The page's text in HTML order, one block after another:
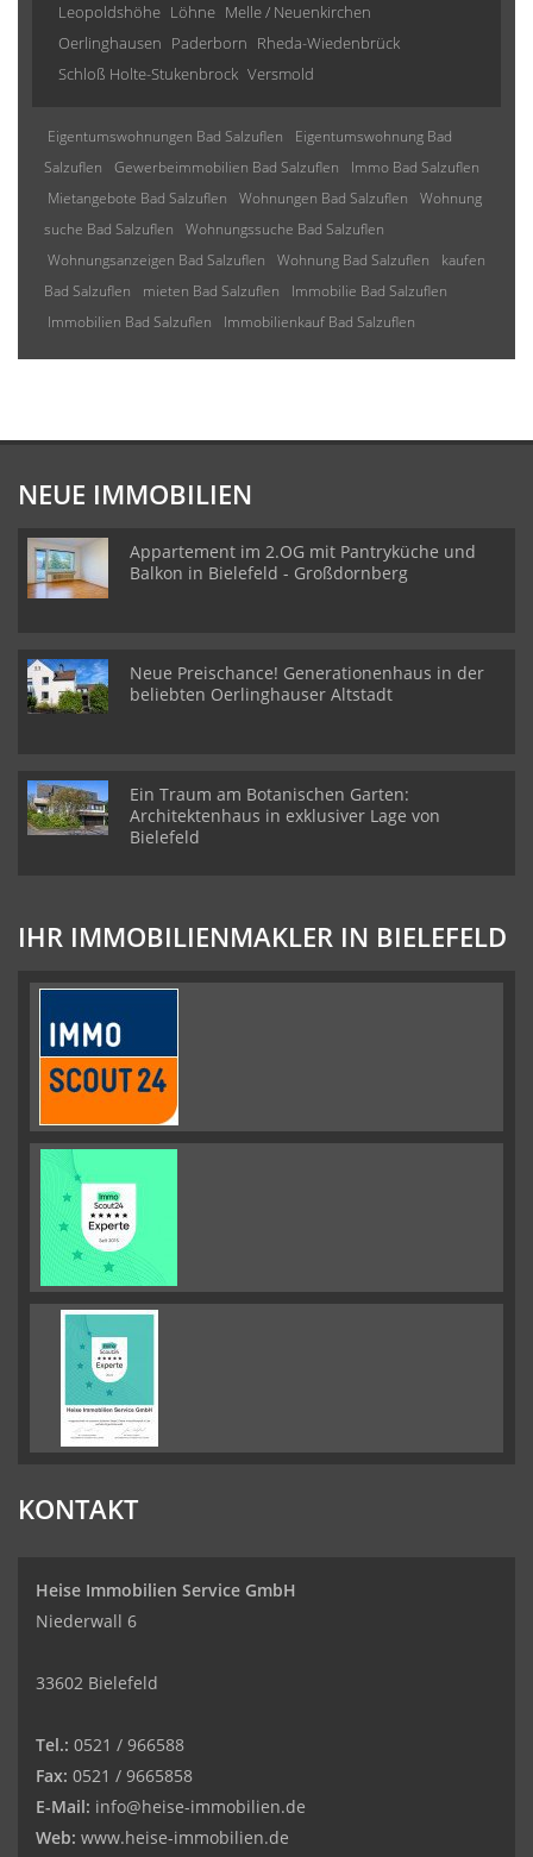
Leopoldshöhe Löhne Melle / Neuenkirchen
Oerlinghausen Paderborn Rheda-Wiedenbrück
Schloß Holte-Stukenbrock Versmold
Eigentumswohnungen Bad Salzuflen
Eigentumswohnung Bad
Salzuflen
Gewerbeimmobilien Bad Salzuflen
Immo Bad Salzuflen
Mietangebote Bad Salzuflen
Wohnungen Bad Salzuflen
Wohnung
suche Bad Salzuflen
Wohnungssuche Bad Salzuflen
Wohnungsanzeigen Bad Salzuflen
Wohnung Bad Salzuflen
kaufen
Bad Salzuflen
mieten Bad Salzuflen
Immobilie Bad Salzuflen
Immobilien Bad Salzuflen
Immobilienkauf Bad Salzuflen
NEUE IMMOBILIEN
Appartement im 2.OG mit Pantryküche und
Balkon in Bielefeld - Großdornberg
Neue Preischance! Generationenhaus in der
beliebten Oerlinghauser Altstadt
Ein Traum am Botanischen Garten:
Architektenhaus in exklusiver Lage von
Bielefeld
IHR IMMOBILIENMAKLER IN BIELEFELD
KONTAKT
Heise Immobilien Service GmbH
Niederwall 6
33602 Bielefeld
Tel.: 0521 / 966588
Fax: 0521 / 9665858
E-Mail: info@heise-immobilien.de
Web: www.heise-immobilien.de